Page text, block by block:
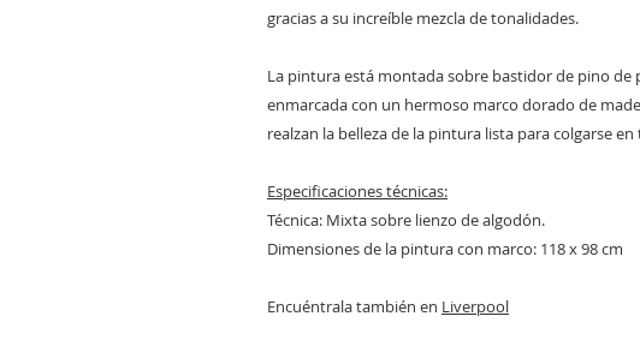
gracias a su increíble mezcla de tonalidades.
La pintura está montada sobre bastidor de pino de
enmarcada con un hermoso marco dorado de
realzan la belleza de la pintura lista para colgarse
Especificaciones técnicas:
Técnica: Mixta sobre lienzo de algodón.
Dimensiones de la pintura con marco: 118 x 98 cm
Encuéntrala también en Liverpool